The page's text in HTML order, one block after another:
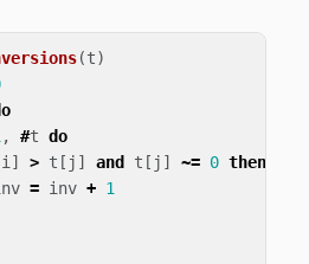
(t)
, #t do
i] > t [ j ] and t [ j ] ~= 0 then
= inv + 1